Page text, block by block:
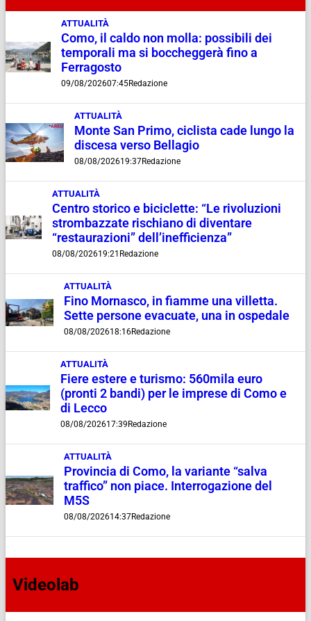
ATTUALITÀ
Como, il caldo non molla: possibili dei
temporali ma si boccheggerà fino a
Ferragosto
09/08/202607:45Redazione
ATTUALITÀ
Monte San Primo, ciclista cade lungo la
discesa verso Bellagio
08/08/202619:37Redazione
ATTUALITÀ
Centro storico e biciclette: “Le rivoluzioni
strombazzate rischiano di diventare
“restaurazioni” dell’inefficienza”
08/08/202619:21 Redazione
ATTUALITÀ
Fino Mornasco, in fiamme una villetta.
Sette persone evacuate, una in ospedale
08/08/202618:16Redazione
ATTUALITÀ
Fiere estere e turismo: 560mila euro
(pronti 2 bandi) per le imprese di Como e
di Lecco
08/08/202617:39 Redazione
ATTUALITÀ
Provincia di Como, la variante “salva
traffico” non piace. Interrogazione del
M5S
08/08/202614:37Redazione
Videolab